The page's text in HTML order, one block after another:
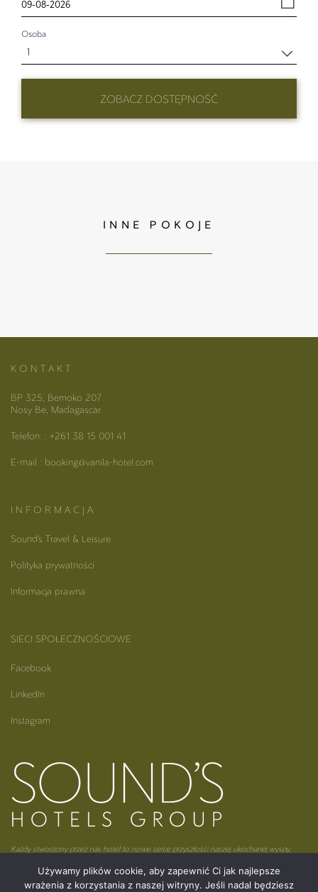
Osoba
1
ZOBACZ DOSTĘPNOŚĆ
INNE POKOJE
K O N T A K T
BP 325, Bemoko 207
Nosy Be, Madagascar
Telefon. : +261 38 15 001 41
E-mail : booking@vanila-hotel.com
I N F O R M A C J A
Sound’s Travel & Leisure
Polityka prywatności
Informacja prawna
SIECI SPOŁECZNOŚCIOWE
Facebook
LinkedIn
Instagram
Każdy stworzony przez nas hotel to nowe serce przyszłości naszej ukochanej wyspy,
Używamy plików cookie, aby zapewnić Ci jak najlepsze
wrażenia z korzystania z naszej witryny. Jeśli nadal będziesz